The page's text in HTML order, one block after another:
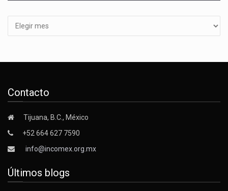
Contacto
Tijuana, B.C., México
+52 664 627 7590
info@incomex.org.mx
Últimos blogs